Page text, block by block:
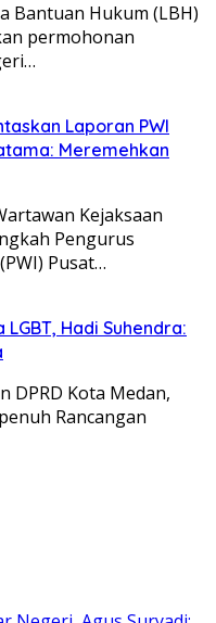
Bantuan Hukum (LBH)
permohonan
Laporan PWI
Meremehkan
Kejaksaan
Pengurus
Pusat…
LGBT, Hadi Suhendra:
DPRD Kota Medan,
Rancangan